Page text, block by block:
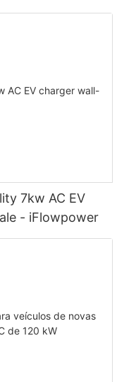
| iFlowPower2
7kw AC EV
- iFlowpower